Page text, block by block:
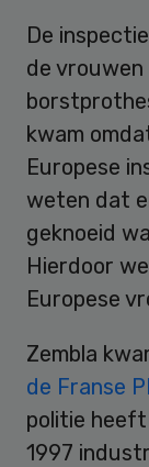
De
de vrouwen
kwam
Europese
weten dat
geknoeid
Hierdoor
Europese
Zembla
de Franse
politie
1997